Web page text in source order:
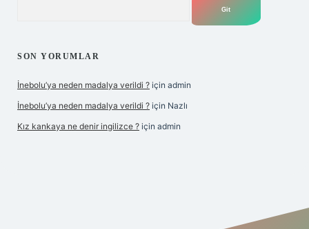
SON YORUMLAR
İnebolu’ya neden madalya verildi ? için admin
İnebolu’ya neden madalya verildi ? için Nazlı
Kız kankaya ne denir ingilizce ? için admin